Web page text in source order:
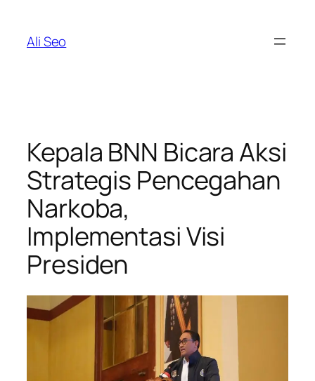
content
Ali Seo
Kepala BNN Bicara Aksi
Strategis Pencegahan
Narkoba,
Implementasi Visi
Presiden